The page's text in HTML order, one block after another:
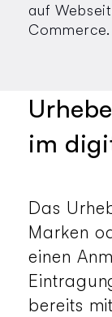
auf
Commerce.
im
Das
Marken
einen
bereits